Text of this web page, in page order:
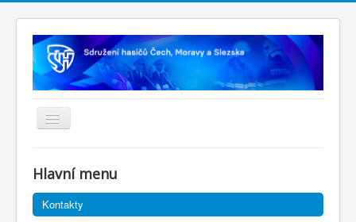
Rejstřík sportu
Novelizace Stanov SH ČMS
Hlavní menu
Kontakty